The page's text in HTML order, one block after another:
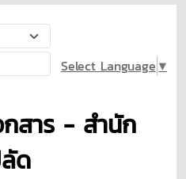
Select Language ▼
กสาร - สำนัก
ด